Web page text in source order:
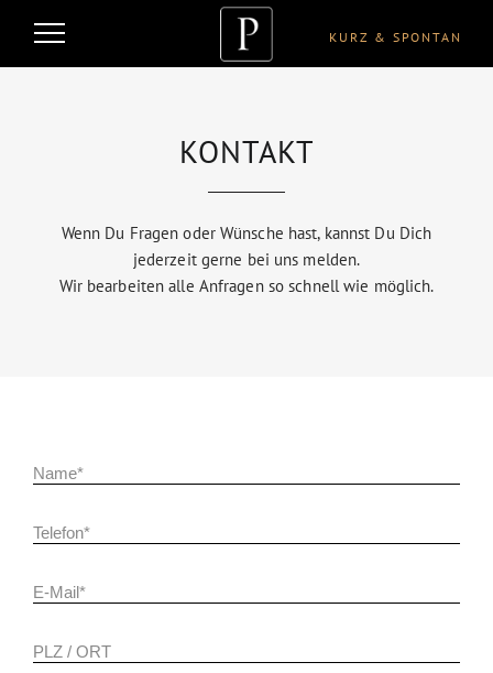
KURZ & SPONTAN
KONTAKT
Wenn Du Fragen oder Wünsche hast, kannst Du Dich
jederzeit gerne bei uns melden.
Wir bearbeiten alle Anfragen so schnell wie möglich.